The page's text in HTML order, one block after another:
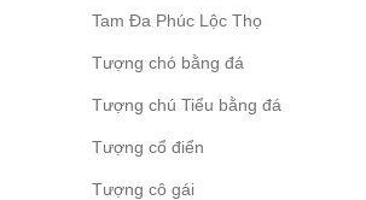
Tam Đa Phúc Lộc Thọ
Tượng chó bằng đá
Tượng chú Tiểu bằng đá
Tượng cổ điển
Tượng cô gái